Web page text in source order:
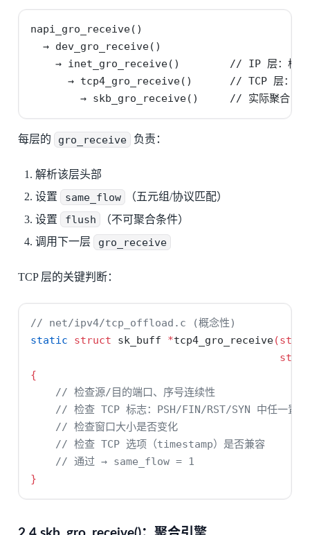
napi_gro_receive()
  → dev_gro_receive()
→ inet_gro_receive()        // IP 层：校
→ tcp4_gro_receive()      // TCP 层：校
        → skb_gro_receive()     // 实际聚合
每层的 gro_receive 负责：
解析该层头部
设置
same_flow
（五元组/协议匹配）
设置
flush
（不可聚合条件）
调用下一层
gro_receive
TCP 层的关键判断：
// net/ipv4/tcp_offload.c (概念性)
static
struct sk_buff *tcp4_gro_receive(
{
// 检查源/目的端口、序号连续性
// 检查 TCP 标志：PSH/FIN/RST/SYN 中任一
// 检查窗口大小是否变化
// 检查 TCP 选项（timestamp）是否兼容
// 通过 → same_flow = 1
}